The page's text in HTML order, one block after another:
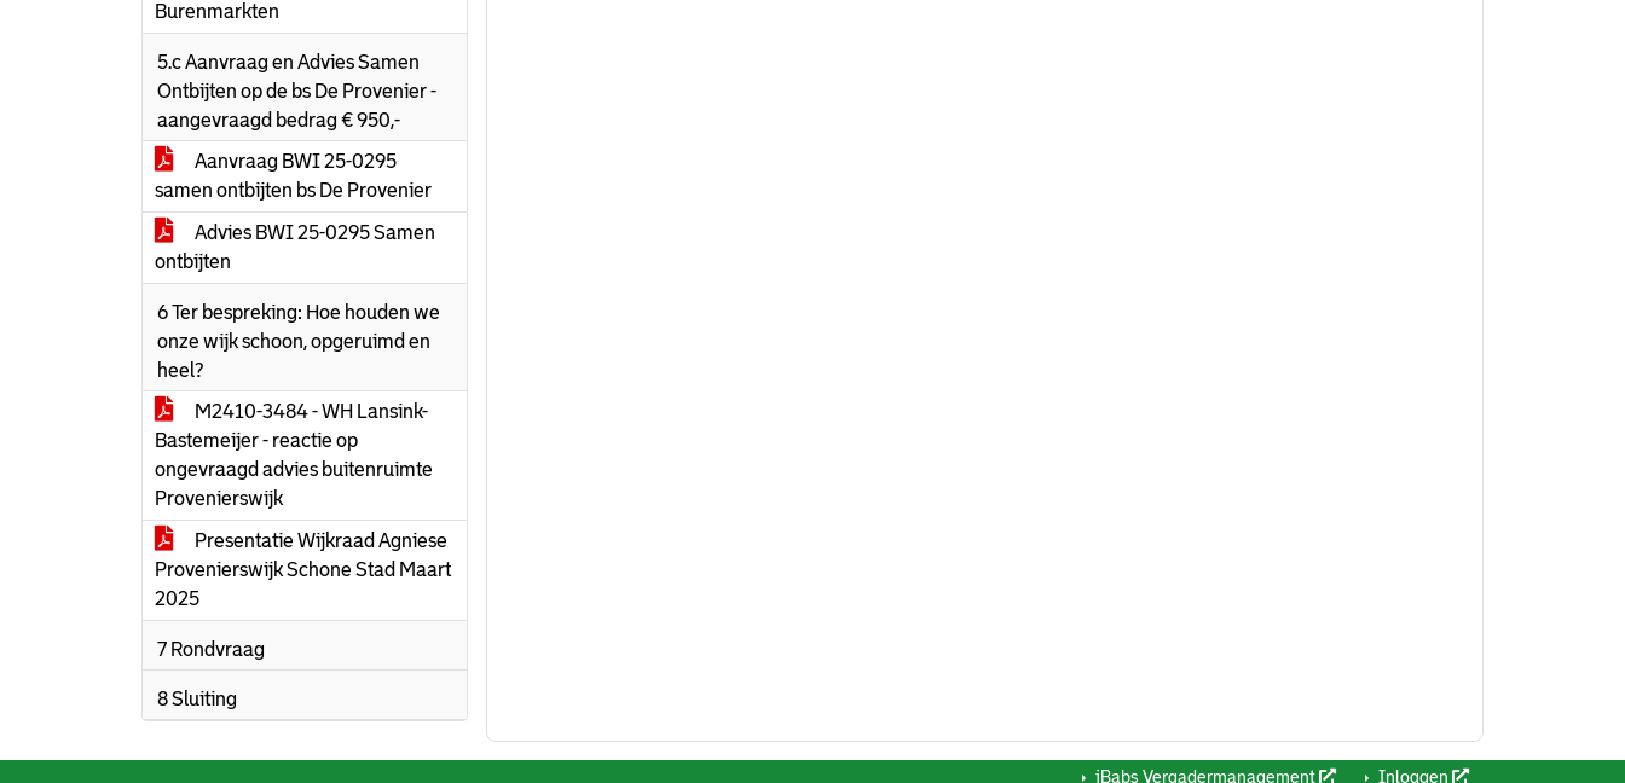
Burenmarkten
5.c Aanvraag en Advies Samen
Ontbijten op de bs De Provenier -
aangevraagd bedrag € 950,-
Aanvraag BWI 25-0295
samen ontbijten bs De Provenier
Advies BWI 25-0295 Samen
ontbijten
6 Ter bespreking: Hoe houden we
onze wijk schoon, opgeruimd en
heel?
M2410-3484 - WH Lansink-
Bastemeijer - reactie op
ongevraagd advies buitenruimte
Provenierswijk
Presentatie Wijkraad Agniese
Provenierswijk Schone Stad Maart
2025
7 Rondvraag
8 Sluiting
iBabs Vergadermanagement Inloggen